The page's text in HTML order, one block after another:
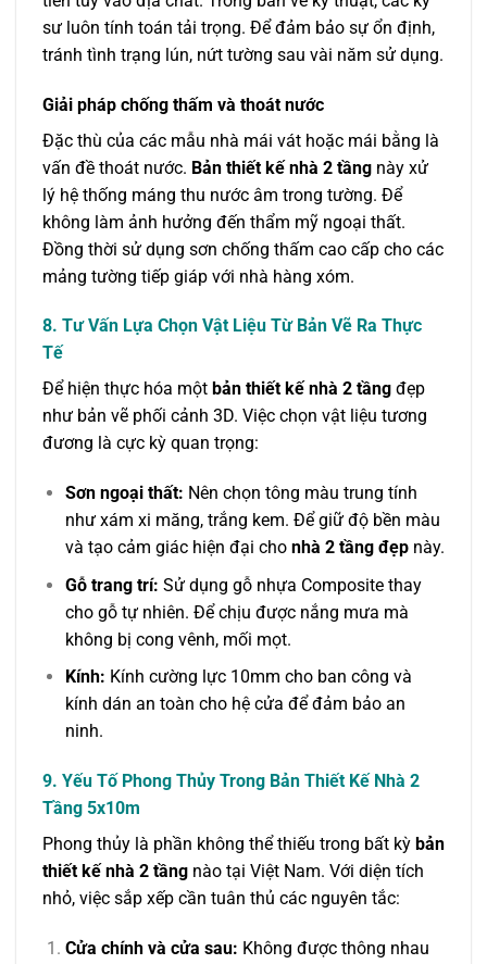
sư luôn tính toán tải trọng. Để đảm bảo sự ổn định,
tránh tình trạng lún, nứt tường sau vài năm sử dụng.
Giải pháp chống thấm và thoát nước
Đặc thù của các mẫu nhà mái vát hoặc mái bằng là
vấn đề thoát nước. Bản thiết kế nhà 2 tầng này xử
lý hệ thống máng thu nước âm trong tường. Để
không làm ảnh hưởng đến thẩm mỹ ngoại thất.
Đồng thời sử dụng sơn chống thấm cao cấp cho các
mảng tường tiếp giáp với nhà hàng xóm.
8. Tư Vấn Lựa Chọn Vật Liệu Từ Bản Vẽ Ra Thực
Tế
Để hiện thực hóa một bản thiết kế nhà 2 tầng đẹp
như bản vẽ phối cảnh 3D. Việc chọn vật liệu tương
đương là cực kỳ quan trọng:
Sơn ngoại thất: Nên chọn tông màu trung tính
như xám xi măng, trắng kem. Để giữ độ bền màu
và tạo cảm giác hiện đại cho nhà 2 tầng đẹpnày.
Gỗ trang trí: Sử dụng gỗ nhựa Composite thay
cho gỗ tự nhiên. Để chịu được nắng mưa mà
không bị cong vênh, mối mọt.
Kính: Kính cường lực 10mm cho ban công và
kính dán an toàn cho hệ cửa để đảm bảo an
ninh.
9. Yếu Tố Phong Thủy Trong Bản Thiết Kế Nhà 2
Tầng 5x10m
Phong thủy là phần không thể thiếu trong bất kỳ bản
thiết kế nhà 2 tầng nào tại Việt Nam. Với diện tích
nhỏ, việc sắp xếp cần tuân thủ các nguyên tắc:
Cửa chính và cửa sau: Không được thông nhau